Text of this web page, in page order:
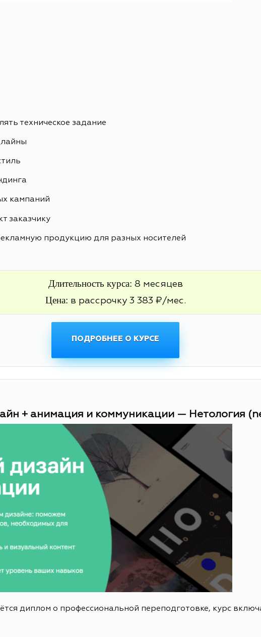
техническое задание
кампаний
заказчику
продукцию для разных носителей
Длительность курса: 8 месяцев
Цена: в рассрочку 3 383 ₽/мес.
ПОДРОБНЕЕ О КУРСЕ
+ анимация и коммуникации — Нетология
диплом о профессиональной переподготовке, курс